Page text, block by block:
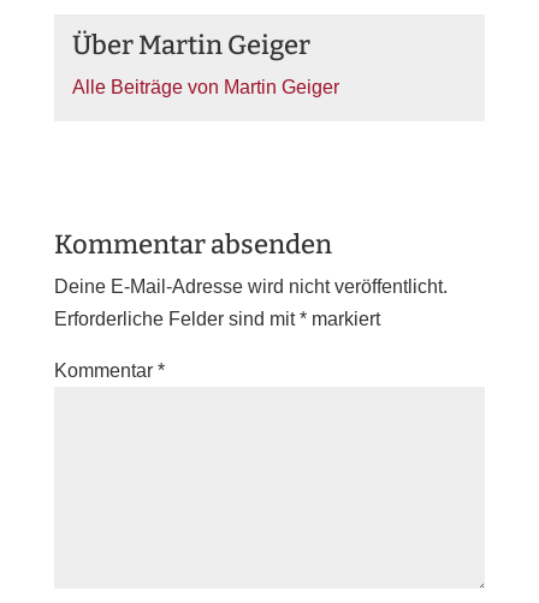
Über Martin Geiger
Alle Beiträge von Martin Geiger
Kommentar absenden
Deine E-Mail-Adresse wird nicht veröffentlicht.
Erforderliche Felder sind mit*markiert
Kommentar *